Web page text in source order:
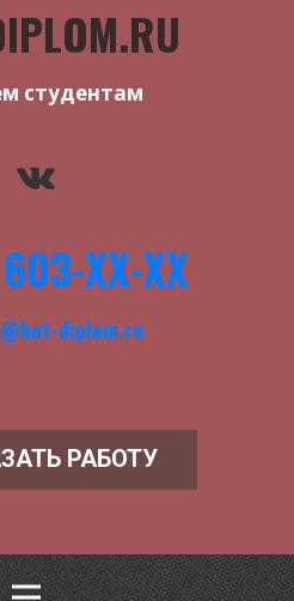
студентам
ХХ-ХХ
diplom.ru
РАБОТУ